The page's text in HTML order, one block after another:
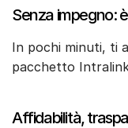
Deutsch
한국인
Español
Senza impegno:
In pochi minuti, ti
pacchetto
Affidabilità,